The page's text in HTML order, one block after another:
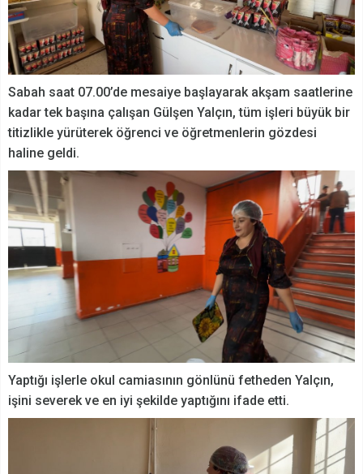
Sabah saat 07.00’de mesaiye başlayarak akşam saatlerine
kadar tek başına çalışan Gülşen Yalçın, tüm işleri büyük bir
titizlikle yürüterek öğrenci ve öğretmenlerin gözdesi
haline geldi.
Yaptığı işlerle okul camiasının gönlünü fetheden Yalçın,
işini severek ve en iyi şekilde yaptığını ifade etti.